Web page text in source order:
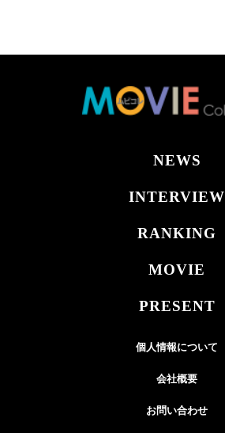
NEWS
INTERVIEW
RANKING
MOVIE
PRESENT
個人情報について
会社概要
お問い合わせ